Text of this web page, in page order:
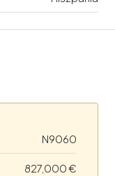
N9060
827,000 €